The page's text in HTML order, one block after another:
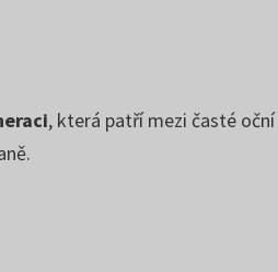
, která patří mezi časté